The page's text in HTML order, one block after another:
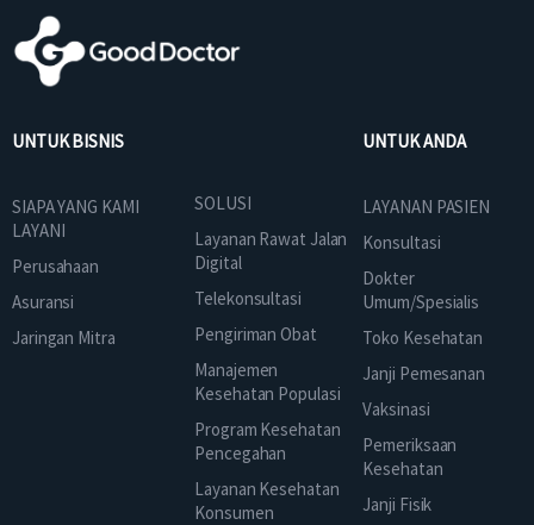
UNTUK BISNIS
SIAPA YANG KAMI
LAYANI
Perusahaan
Asuransi
Jaringan Mitra
SOLUSI
Layanan Rawat Jalan
Digital
Telekonsultasi
Pengiriman Obat
Manajemen
Kesehatan Populasi
Program Kesehatan
Pencegahan
Layanan Kesehatan
Konsumen
UNTUK ANDA
LAYANAN PASIEN
Konsultasi
Dokter
Umum/Spesialis
Toko Kesehatan
Janji Pemesanan
Vaksinasi
Pemeriksaan
Kesehatan
Janji Fisik